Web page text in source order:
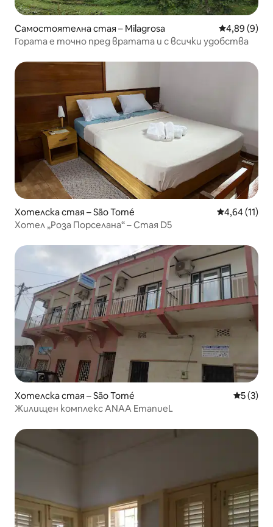
Самостоятелна стая – Milagrosa Средна
4,89 (9)
Гората е точно пред вратата и с всички удобства
Хотелска стая – São Tomé Средна
4,64 (11)
Хотел „Роза Порселана“ – Стая D5
Хотелска стая – São Tomé Средна
5 (3)
Жилищен комплекс ANAA EmanueL